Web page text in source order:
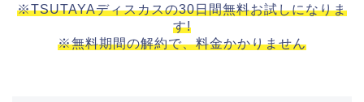
※TSUTAYAディスカスの30日間無料お試しになりま
す!
※無料期間の解約で、料金かかりません